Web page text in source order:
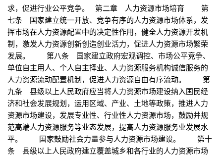
求，促进行业公平竞争。 第二章 人力资源市场培育 第
七条 国家建立统一开放、竞争有序的人力资源市场体系，发
挥市场在人力资源配置中的决定性作用，健全人力资源开发机
制，激发人力资源创新创造创业活力，促进人力资源市场繁荣
发展。 第八条 国家建立政府宏观调控、市场公平竞争、
单位自主用人、个人自主择业、人力资源服务机构诚信服务的
人力资源流动配置机制，促进人力资源自由有序流动。 第
九条 县级以上人民政府应当将人力资源市场建设纳入国民经
济和社会发展规划，运用区域、产业、土地等政策，推进人力
资源市场建设，发展专业性、行业性人力资源市场，鼓励并规
范高端人力资源服务等业态发展，提高人力资源服务业发展水
平。 国家鼓励社会力量参与人力资源市场建设。 第十
条 县级以上人民政府建立覆盖城乡和各行业的人力资源市场